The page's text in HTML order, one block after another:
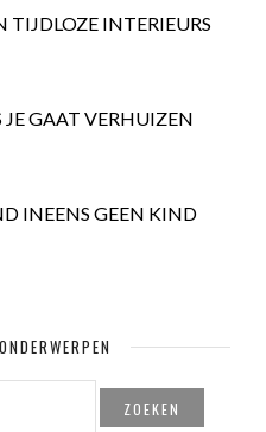
TIJDLOZE INTERIEURS
JE GAAT VERHUIZEN
INEENS GEEN KIND